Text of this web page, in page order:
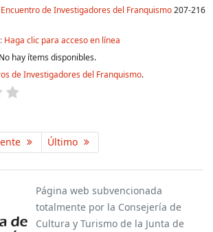
de Investigadores del Franquismo207-216
Haga clic para acceso en línea
No hay ítems disponibles.
de Investigadores del Franquismo.
Último
Página web subvencionada
totalmente por la Consejería de
Cultura y Turismo de la Junta de